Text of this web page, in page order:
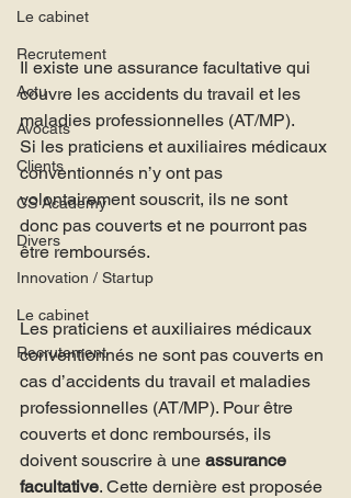
Le cabinet
Recrutement
Actu
Avocats
Clients
CS Academy
Divers
Innovation / Startup
Le cabinet
Recrutement
Il existe une assurance facultative qui
couvre les accidents du travail et les
maladies professionnelles (AT/MP).
Si les praticiens et auxiliaires médicaux
conventionnés n’y ont pas
volontairement souscrit, ils ne sont
donc pas couverts et ne pourront pas
être remboursés.
Les praticiens et auxiliaires médicaux
conventionnés ne sont pas couverts en
cas d’accidents du travail et maladies
professionnelles (AT/MP). Pour être
couverts et donc remboursés, ils
doivent souscrire à une assurance
facultative. Cette dernière est proposée